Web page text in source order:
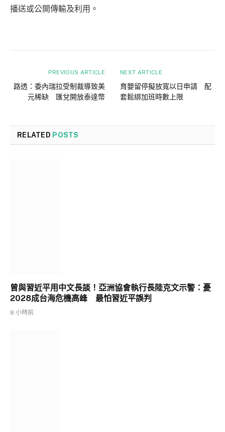
播送或公開傳輸及利用。
PREVIOUS ARTICLE
路透：委內瑞拉受制裁導致美
元稀缺 匯兌開放泰達幣
NEXT ARTICLE
育嬰留停擬放寬以日申請 配
套鬆綁加班時數上限
RELATED POSTS
曾與習近平用中文長談！亞洲協會執行長陸克文示警：憂
2028成台海危機高峰 最怕習近平誤判
8 小時前